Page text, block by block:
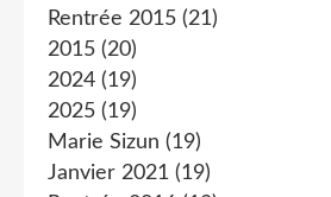
Rentrée 2015 (21)
2015 (20)
2024 (19)
2025 (19)
Marie Sizun (19)
Janvier 2021 (19)